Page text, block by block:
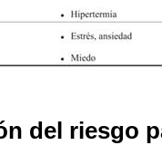
del riesgo